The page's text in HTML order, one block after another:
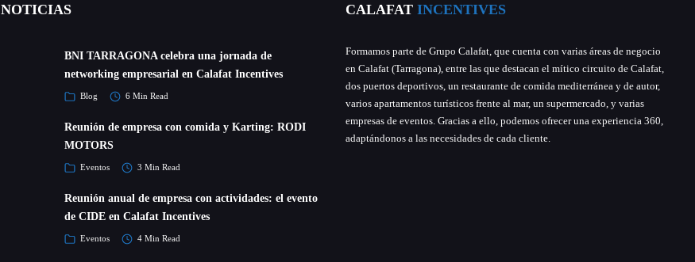
NOTICIAS
BNI TARRAGONA celebra una jornada de
networking empresarial en Calafat Incentives
Blog 6 Min Read
Reunión de empresa con comida y Karting: RODI
MOTORS
Eventos 3 Min Read
Reunión anual de empresa con actividades: el evento
de CIDE en Calafat Incentives
Eventos 4 Min Read
CALAFAT INCENTIVES
Formamos parte de Grupo Calafat, que cuenta con varias áreas de negocio
en Calafat (Tarragona), entre las que destacan el mítico circuito de Calafat,
dos puertos deportivos, un restaurante de comida mediterránea y de autor,
varios apartamentos turísticos frente al mar, un supermercado, y varias
empresas de eventos. Gracias a ello, podemos ofrecer una experiencia 360,
adaptándonos a las necesidades de cada cliente.